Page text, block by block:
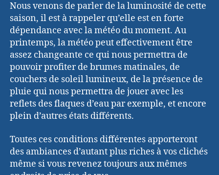
Nous venons de parler de la luminosité de cette
saison, il est à rappeler qu’elle est en forte
dépendance avec la météo du moment. Au
printemps, la météo peut effectivement être
assez changeante ce qui nous permettra de
pouvoir profiter de brumes matinales, de
couchers de soleil lumineux, de la présence de
pluie qui nous permettra de jouer avec les
reflets des flaques d’eau par exemple, et encore
plein d’autres états différents.
Toutes ces conditions différentes apporteront
des ambiances d’autant plus riches à vos clichés
même si vous revenez toujours aux mêmes